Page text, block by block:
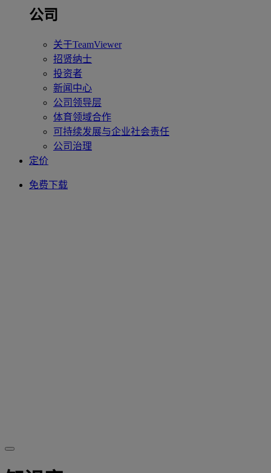
公司
关于TeamViewer
招贤纳士
投资者
新闻中心
公司领导层
体育领域合作
可持续发展与企业社会责任
公司治理
定价
免费下载